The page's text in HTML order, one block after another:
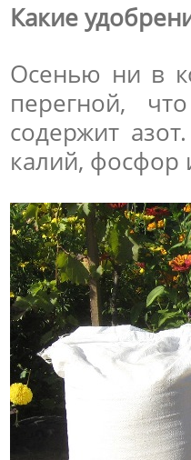
Какие
Осенью ни в
перегной,
содержит
калий, фосфор